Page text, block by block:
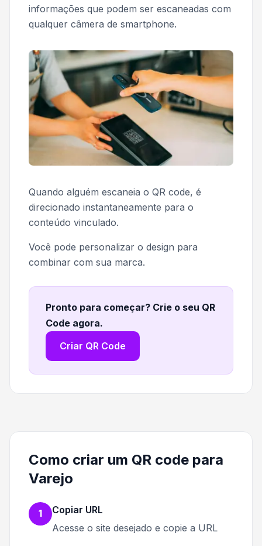
informações que podem ser escaneadas com
qualquer câmera de smartphone.
Quando alguém escaneia o QR code, é
direcionado instantaneamente para o
conteúdo vinculado.
Você pode personalizar o design para
combinar com sua marca.
Pronto para começar? Crie o seu QR
Code agora.
Criar QR Code
Como criar um QR code para
Varejo
1
Copiar URL
Acesse o site desejado e copie a URL